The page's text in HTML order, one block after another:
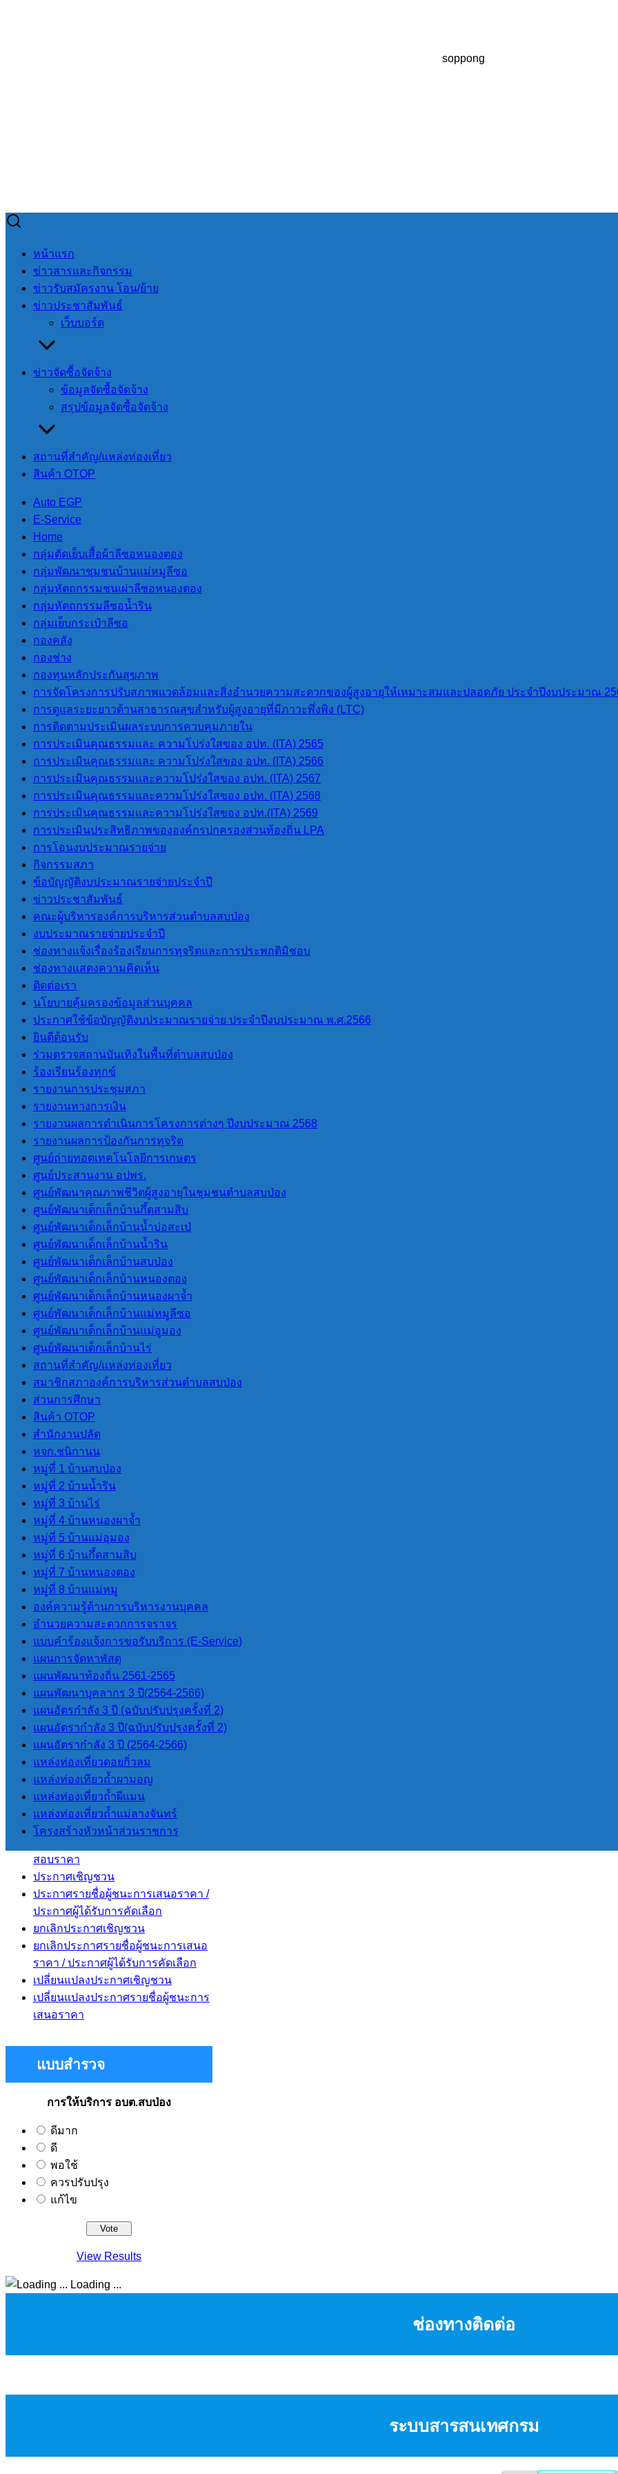
soppong
Skip
contentหน้าแรก
ข่าวสารและกิจกรรม
ข่าวรับสมัครงาน โอน/ย้าย
ข่าวประชาสัมพันธ์
เว็บบอร์ด
ข่าวจัดซื้อจัดจ้าง
ข้อมูลจัดซื้อจัดจ้าง
สรุปข้อมูลจัดซื้อจัดจ้าง
สถานที่สําคัญ/แหล่งท่องเที่ยว
สินค้า OTOP
Auto EGP
E-Service
Home
กลุ่มตัดเย็บเสื้อผ้าลีซอหนองตอง
กลุ่มพัฒนาชุมชนบ้านแม่หมูลีซอ
กลุ่มหัตถกรรมชนเผ่าลีซอหนองตอง
กลุ่มหัตถกรรมลีซอน้ำริน
กลุ่มเย็บกระเป๋าลีซอ
กองคลัง
กองช่าง
กองทุนหลักประกันสุขภาพ
การจัดโครงการปรับสภาพแวดล้อมและสิ่งอำนวยความสะดวกของผู้สูงอายุให้เหมาะสมและปลอดภัย ประจำปีงบประมาณ
การดูแลระยะยาวด้านสาธารณสุขสำหรับผู้สูงอายุที่มีภาวะพึ่งพิง (LTC)
การติดตามประเมินผลระบบการควบคุมภายใน
การประเมินคุณธรรมและ ความโปร่งใสของ อปท. (ITA) 2565
การประเมินคุณธรรมและ ความโปร่งใสของ อปท. (ITA) 2566
การประเมินคุณธรรมและความโปร่งใสของ อปท. (ITA) 2567
การประเมินคุณธรรมและความโปร่งใสของ อปท. (ITA) 2568
การประเมินคุณธรรมและความโปร่งใสของ อปท.(ITA) 2569
การประเมินประสิทธิภาพขององค์กรปกครองส่วนท้องถิ่น LPA
การโอนงบประมาณรายจ่าย
กิจกรรมสภา
ข้อบัญญัติงบประมาณรายจ่ายประจำปี
ข่าวประชาสัมพันธ์
คณะผู้บริหารองค์การบริหารส่วนตำบลสบป่อง
งบประมาณรายจ่ายประจำปี
ช่องทางแจ้งเรื่องร้องเรียนการทุจริตและการประพฤติมิชอบ
ช่องทางแสดงความคิดเห็น
ติดต่อเรา
นโยบายคุ้มครองข้อมูลส่วนบุคคล
ประกาศใช้ข้อบัญญัติงบประมาณรายจ่าย ประจำปีงบประมาณ พ.ศ.2566
ยินดีต้อนรับ
ร่วมตรวจสถานบันเทิงในพื้นที่ตำบลสบป่อง
ร้องเรียนร้องทุกข์
รายงานการประชุมสภา
รายงานทางการเงิน
รายงานผลการดำเนินการโครงการต่างๆ ปีงบประมาณ 2568
รายงานผลการป้องกันการทุจริต
ศูนย์ถ่ายทอดเทคโนโลยีการเกษตร
ศูนย์ประสานงาน อปพร.
ศูนย์พัฒนาคุณภาพชีวิตผู้สูงอายุในชุมชนตำบลสบป่อง
ศูนย์พัฒนาเด็กเล็กบ้านกึ้ดสามสิบ
ศูนย์พัฒนาเด็กเล็กบ้านน้ำบ่อสะเป่
ศูนย์พัฒนาเด็กเล็กบ้านน้ำริน
ศูนย์พัฒนาเด็กเล็กบ้านสบป่อง
ศูนย์พัฒนาเด็กเล็กบ้านหนองตอง
ศูนย์พัฒนาเด็กเล็กบ้านหนองผาจ้ำ
ศูนย์พัฒนาเด็กเล็กบ้านแม่หมูลีซอ
ศูนย์พัฒนาเด็กเล็กบ้านแม่อูมอง
ศูนย์พัฒนาเด็กเล็กบ้านไร่
สถานที่สําคัญ/แหล่งท่องเที่ยว
สมาชิกสภาองค์การบริหารส่วนตําบลสบป่อง
ส่วนการศึกษา
สินค้า OTOP
สํานักงานปลัด
หจก.ชนิกานน
หมู่ที่ 1 บ้านสบป่อง
หมู่ที่ 2 บ้านน้ำริน
หมู่ที่ 3 บ้านไร่
หมู่ที่ 4 บ้านหนองผาจ้ำ
หมู่ที่ 5 บ้านแม่อุมอง
หมู่ที่ 6 บ้านกึ้ดสามสิบ
หมู่ที่ 7 บ้านหนองตอง
หมู่ที่ 8 บ้านแม่หมู
องค์ความรู้ด้านการบริหารงานบุคคล
อำนวยความสะดวกการจราจร
แบบคำร้องแจ้งการขอรับบริการ (E-Service)
แผนการจัดหาพัสดุ
แผนพัฒนาท้องถิ่น 2561-2565
แผนพัฒนาบุคลากร 3 ปี(2564-2566)
แผนอัตรกำลัง 3 ปี (ฉบับปรับปรุงครั้งที่ 2)
แผนอัตรากำลัง 3 ปี(ฉบับปรับปรุงครั้งที่ 2)
แผนอัตรากําลัง 3 ปี (2564-2566)
แหล่งท่องเที่ยวดอยกิ่วลม
แหล่งท่องเทียวถ้ำผามอญ
แหล่งท่องเที่ยวถ้ำผีแมน
แหล่งท่องเที่ยวถ้ำแม่ลางจันทร์
โครงสร้างหัวหน้าส่วนราชการ
ข้อมูลเชิงสถิติการให้บริการ
ข้อมูลเชิงสถิติการให้บริการ
25 เมษายน 2023
ข้อมูลเชิงสถิติการให้บริการประชาชนประจำเดือนตุลาคม 2566 […]
นายโอฬาร ปาริฉัตรพงศ์
นายกองค์การบริหารส่วนตำบลสบป่อง
โทร 080-034-6787
เมนูหลัก
ข้อมูลทั่วไป
ประวัติองค์การบริหารส่วนตำบลสบ
วิสัยทัศน์การพัฒนา
อำนาจหน้าที่
ติดต่อเรา
หน่วยตรวจสอบภายใน
การโอนงบประมาณรายจ่าย
การติดตามประเมินผลระบบการ
ควบคุมภายใน
ITA
การประเมินคุณธรรมและ ความ
โปร่งใสของ อปท. (ITA) 2565
การประเมินคุณธรรมและ ความ
โปร่งใสของ อปท. (ITA) 2566
การประเมินคุณธรรมและความ
โปร่งใสของ อปท. (ITA) 2567
การประเมินคุณธรรมและความ
โปร่งใสของ อปท. (ITA) 2568
การประเมินคุณธรรมและความ
โปร่งใสของ อปท. (ITA) 2569
LPA
การประเมินประสิทธิภาพขององค์กร
ปกครองส่วนท้องถิ่น LPA
แผนพัฒนา
แผนยุทธศาสตร์การพัฒนา
แผนพัฒนาบุคลากร 3 ปี(2564-2566)
แผนอัตรากําลัง 3 ปี (2564-2566)
ข้อบัญญัติงบประมาณรายจ่ายประจำปี
แผนการดําเนินการ
แผนการจัดหาพัสดุ
กฏหมายและพระราช
บัญญัติ
ระเบียบข้อกฏหมายที่เกี่ยวข้อง
รายงานต่างๆ
รายงานทางการเงิน
รายงานการประชุมสภา
งบประมาณรายจ่ายประจำปี
รายงานผลการดำเนินการโครงการ
ต่างๆ ปีงบประมาณ 2568
รายงานผลการป้องกันการทุจริต
การจัดซื้อจัดจ้าง
แผนการจัดซื้อจัดจ้าง
ประกาศราคากลาง
ร่างเอกสารประกวดราคา (e-Bidding)
สอบราคา
ประกาศเชิญชวน
ประกาศรายชื่อผู้ชนะการเสนอราคา /
ประกาศผู้ได้รับการคัดเลือก
ยกเลิกประกาศเชิญชวน
ยกเลิกประกาศรายชื่อผู้ชนะการเสนอ
ราคา / ประกาศผู้ได้รับการคัดเลือก
เปลี่ยนแปลงประกาศเชิญชวน
เปลี่ยนแปลงประกาศรายชื่อผู้ชนะการ
เสนอราคา
แบบสำรวจ
การให้บริการ อบต.สบป่อง
ดีมาก
ดี
พอใช้
ควรปรับปรุง
แก้ไข
View Results
Loading ...
ช่องทางติดต่อ
ระบบสารสนเทศกรม